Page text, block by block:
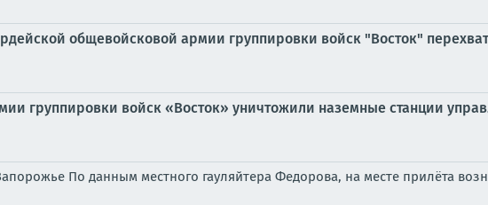
общевойсковой армии группировки войск "Восток"
группировки войск «Восток» уничтожили наземные станции
По данным местного гауляйтера Федорова, на месте прилёта